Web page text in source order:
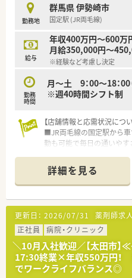
【勤務実態について】
■原則として9時から18時
月平均で10時間程度と比較
■近隣店舗間でのヘルプ
消化率は98％という高い
■産休や育休の取得率は
【想定される業務内容】
査など薬剤師としての基本
■施設や個人宅への在宅訪
同行して多職種と連携する
した健康イベントの運営
勤務地
群馬県 伊勢崎市
国定駅 (JR両毛線)
給与
年収400万円～600万
月給350,000円～
※経験など考慮し決定
勤務
時間
月～土 9：00～18：00
※週40時間シフト制
【店舗情報と応需状況につい
■JR両毛線の国定駅から車
勤も可能で毎日の通いやす
おり、1日の平均処方箋枚数
■常勤2名とパート2名の薬
い人員体制で日々の業務に
【募集背景と求める人物像
■急募案件につき、即日勤
戦力で貢献できる方を求め
■多科目の処方箋を扱うた
欲があり向上心の高い方が
■周囲のスタッフと円滑に
に寄り添った丁寧な対応が
詳細を見る
更新日： 2026/07/31 薬剤師求
正社員
病院・クリニック
＼10月入社歓迎／【太田市
17:30終業×年収550万円！
でワークライフバランス◎